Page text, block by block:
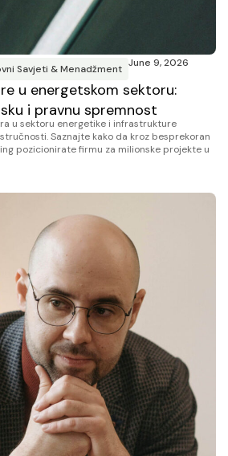
Savjeti & Menadžment June 9, 2026
u energetskom sektoru:
i pravnu spremnost
u sektoru energetike i infrastrukture
Saznajte kako da kroz besprekoran
pozicionirate firmu za milionske projekte u